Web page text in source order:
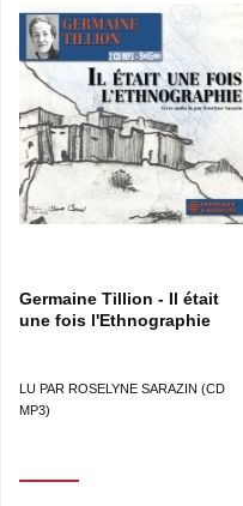
Germaine Tillion - Il était
une fois l'Ethnographie
LU PAR ROSELYNE SARAZIN (CD
MP3)